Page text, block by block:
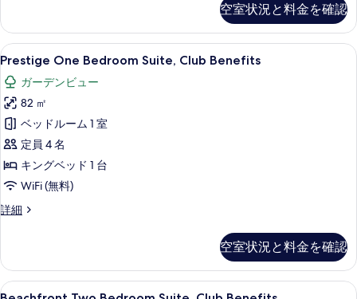
ロ
ン
ト
の
す
べ
て
の
写
真
表
示
チ
フ
ロ
ン
ト
の
詳
細
の
写
真
を
表
示
す
る
Beachfront,
Club
Benefits
詳
細
空室状況と料金を確認
Prestige
One
Bedroom
Suite,
Club
Benefits
の
す
べ
写
真
Prestige One Bedroom Suite, Club
9
Prestige One Bedroom Suite, Club Benefits
ガーデンビュー
82 ㎡
ベッドルーム 1 室
定員 4 名
キングベッド 1 台
WiFi (無料)
詳細
Prestige
Club
Benefits
の
空室状況と料金を確認
Beachfront
Beachfront Two Bedroom Suite,
10